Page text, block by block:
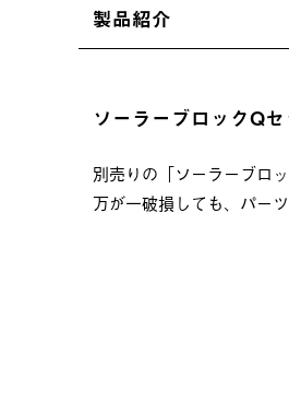
製品紹介
ソーラーブロックQ
別売りの「ソーラーブロ
万が一破損しても、パー